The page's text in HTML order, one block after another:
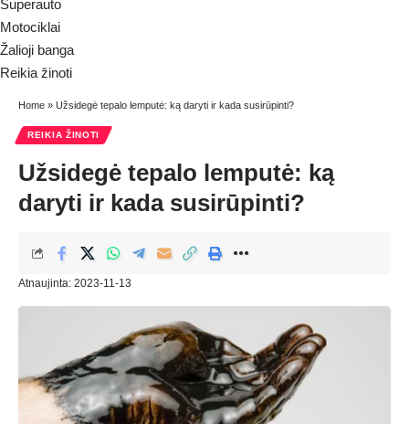
Superauto
Motociklai
Žalioji banga
Reikia žinoti
Home » Užsidegė tepalo lemputė: ką daryti ir kada susirūpinti?
REIKIA ŽINOTI
Užsidegė tepalo lemputė: ką
daryti ir kada susirūpinti?
Atnaujinta: 2023-11-13